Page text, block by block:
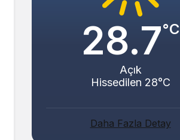
28.7°C
Açık
Hissedilen 28°C
Daha Fazla Detay